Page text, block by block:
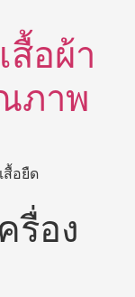
สื้อผ้า
ภาพ
สื้อยืด
รื่อง